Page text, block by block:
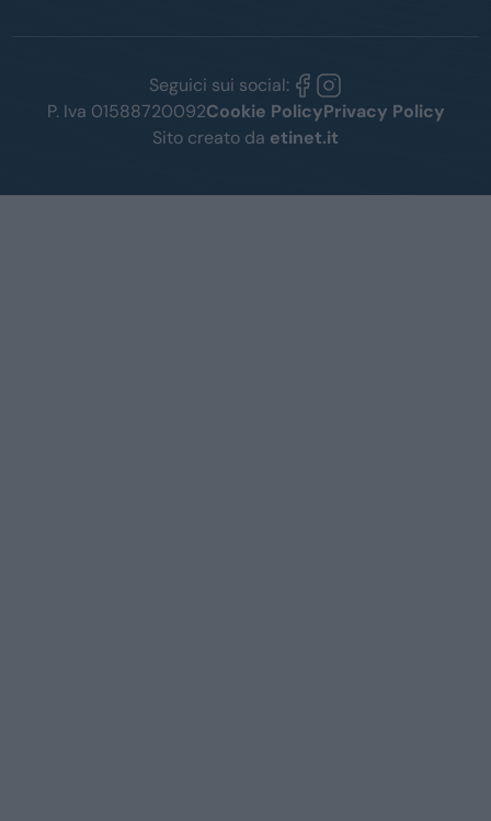
Seguici sui social:
P. Iva 01588720092Cookie PolicyPrivacy Policy
Sito creato da etinet.it